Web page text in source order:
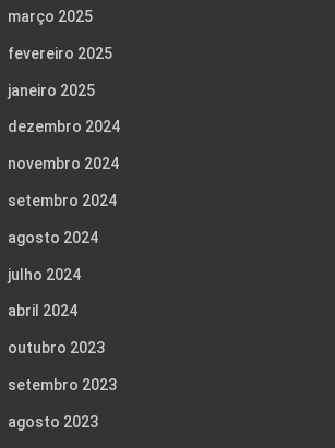
março 2025
fevereiro 2025
janeiro 2025
dezembro 2024
novembro 2024
setembro 2024
agosto 2024
julho 2024
abril 2024
outubro 2023
setembro 2023
agosto 2023